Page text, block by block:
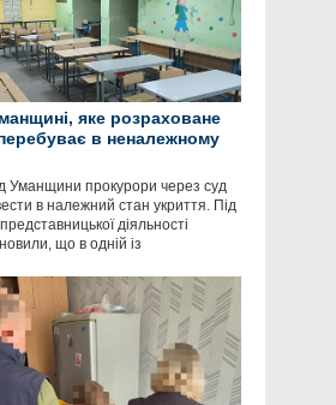
яке розраховане
в неналежному
Уманщини прокурори через суд
в належний стан укриття. Під
діяльності
що в одній із